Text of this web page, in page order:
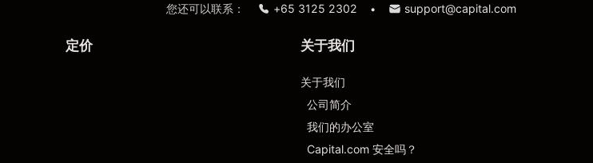
您还可以联系： +65 3125 2302 • support@capital.com
定价 关于我们
关于我们
公司简介
我们的办公室
Capital.com 安全吗？